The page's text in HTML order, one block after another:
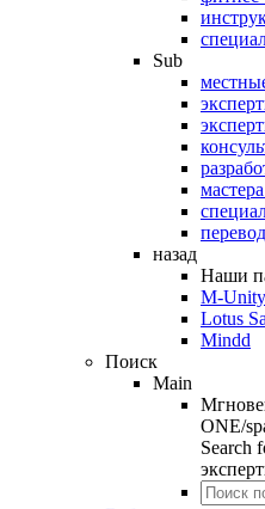
Sub
назад
Наши
M-Unity
Lotus
Mindd
Поиск
Main
ONE/
Search